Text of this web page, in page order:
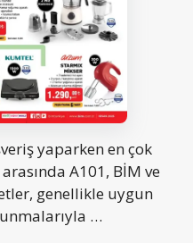
yaparken en çok
A101, BİM ve
genellikle uygun
…